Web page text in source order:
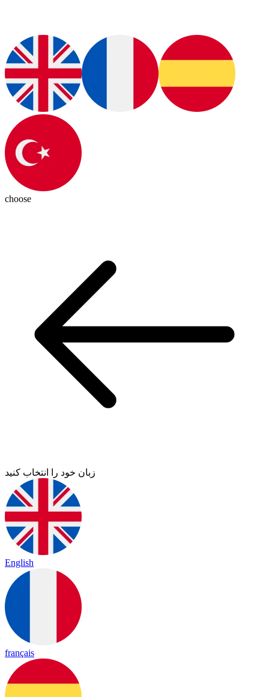
choose
زبان خود را انتخاب کنید
English
français